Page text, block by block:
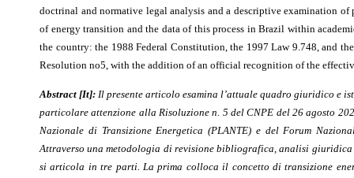
doctrinal and normative legal analysis and a descriptive examination
of energy transition and the data of this process in Brazil within
the country: the 1988 Federal Constitution, the 1997 Law 9.748, and
Resolution no5, with the addition of an official recognition of the
Abstract [It]: Il presente articolo esamina l’attuale quadro giuridico e
particolare attenzione alla Risoluzione n. 5 del CNPE del 26 agosto
Nazionale di Transizione Energetica (PLANTE) e del Forum
Attraverso una metodologia di revisione bibliografica, analisi
si articola in tre parti. La prima colloca il concetto di transizione